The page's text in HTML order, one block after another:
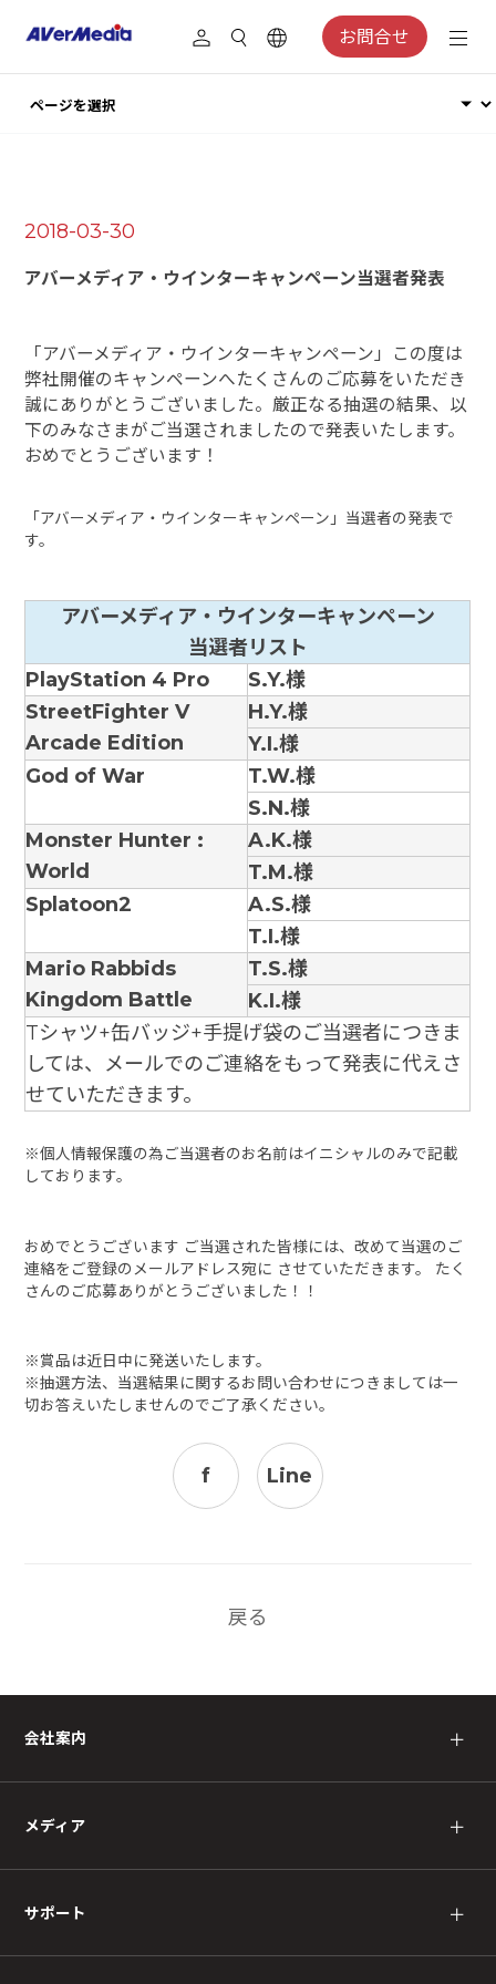
お問合せ
2018-03-30
アバーメディア・ウインターキャンペーン当選者発表
「アバーメディア・ウインターキャンペーン」
この度は
弊社開催のキャンペーンへたくさんのご応募をいただき
誠にありがとうございました。 厳正なる抽選の結果、以
下のみなさまがご当選されましたので発表いたします。
おめでとうございます！
「アバーメディア・ウインターキャンペーン」当選者の発表で
す。
アバーメディア・ウインターキャンペーン
当選者リスト
PlayStation 4 Pro
S.Y.様
StreetFighter V
Arcade Edition
H.Y.様
Y.I.様
God of War
T.W.様
S.N.様
Monster Hunter :
World
A.K.様
T.M.様
Splatoon2
A.S.様
T.I.様
Mario Rabbids
Kingdom Battle
T.S.様
K.I.様
Tシャツ+缶バッジ+手提げ袋のご当選者につきま
しては、メールでのご連絡をもって発表に代えさ
せていただきます。
※個人情報保護の為ご当選者のお名前はイニシャルのみで記載
しております。
おめでとうございます ご当選された皆様には、改めて当選のご
連絡をご登録のメールアドレス宛に させていただきます。 たく
さんのご応募ありがとうございました！！
※賞品は近日中に発送いたします。
※抽選方法、当選結果に関するお問い合わせにつきましては一
切お答えいたしませんのでご了承ください。
f Line
戻る
会社案内 ＋
メディア ＋
サポート ＋